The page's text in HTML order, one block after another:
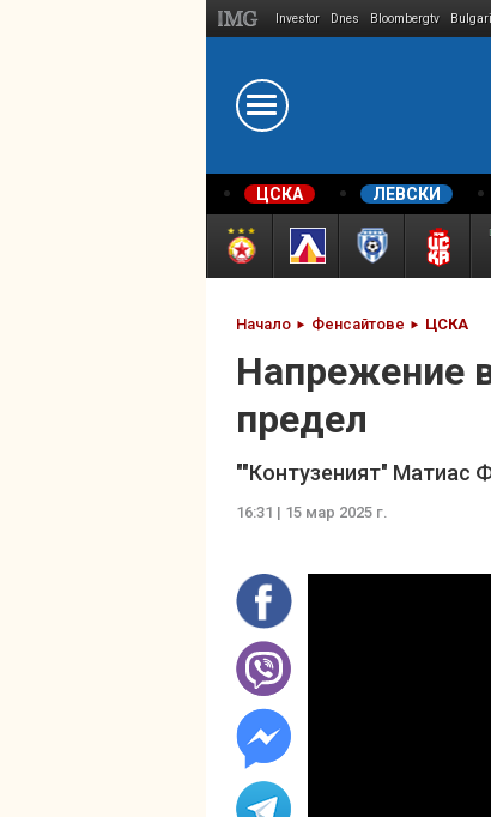
Investor Dnes Bloombergtv
ЦСКА ЛЕВСКИ
Начало Фенсайтове ЦСКА
Напрежение
предел
""Контузеният" Матиас
16:31 | 15 мар 2025 г.